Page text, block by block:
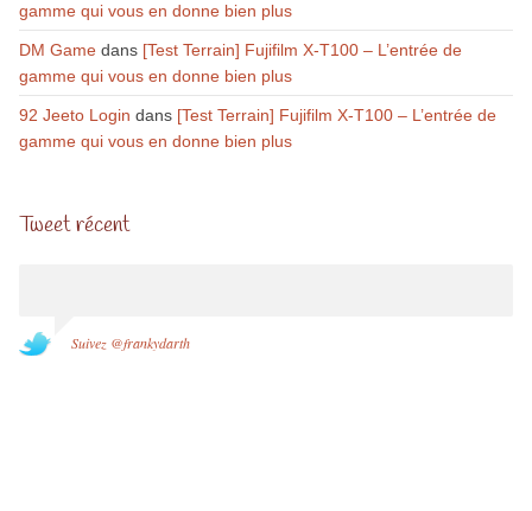
gamme qui vous en donne bien plus
DM Gamedans [Test Terrain] Fujifilm X-T100 – L’entrée de
gamme qui vous en donne bien plus
92 Jeeto Login dans [Test Terrain] Fujifilm X-T100 – L’entrée de
gamme qui vous en donne bien plus
Tweet récent
Suivez @frankydarth